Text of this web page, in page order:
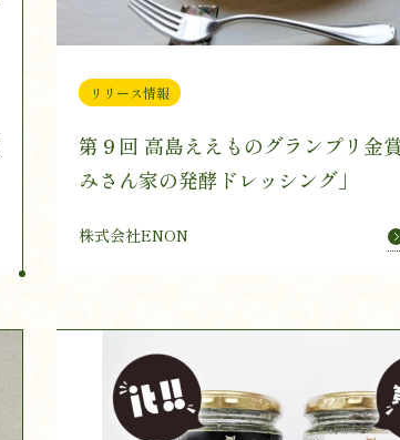
リリース情報
第９回 高島ええものグランプリ金
みさん家の発酵ドレッシング」
株式会社ENON